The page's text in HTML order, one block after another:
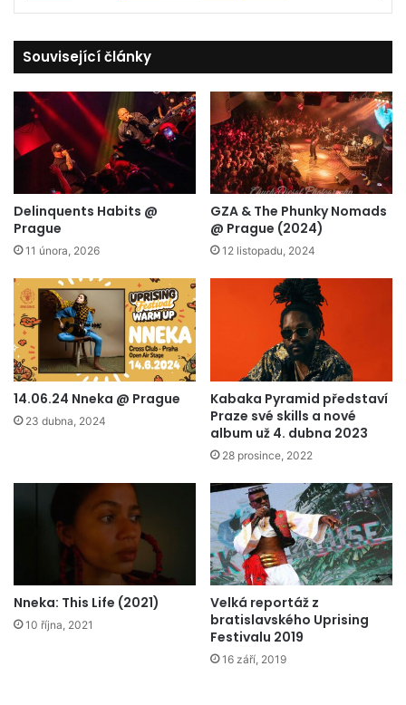
Související články
Delinquents Habits @
Prague
11 února, 2026
GZA & The Phunky Nomads
@ Prague (2024)
12 listopadu, 2024
14.06.24 Nneka @ Prague
23 dubna, 2024
Kabaka Pyramid představí
Praze své skills a nové
album už 4. dubna 2023
28 prosince, 2022
Nneka: This Life (2021)
10 října, 2021
Velká reportáž z
bratislavského Uprising
Festivalu 2019
16 září, 2019